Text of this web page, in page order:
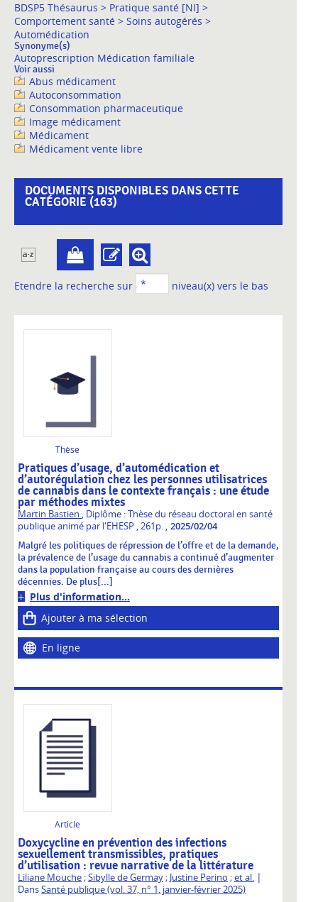
BDSP5 Thésaurus > Pratique santé [NI] >
Comportement santé > Soins autogérés >
Automédication
Synonyme(s)
Autoprescription Médication familiale
Voir aussi
Abus médicament
Autoconsommation
Consommation pharmaceutique
Image médicament
Médicament
Médicament vente libre
DOCUMENTS DISPONIBLES DANS CETTE
CATÉGORIE (163)
Etendre la recherche sur niveau(x) vers le bas
Thèse
Pratiques d’usage, d’automédication et
d’autorégulation chez les personnes utilisatrices
de cannabis dans le contexte français : une étude
par méthodes mixtes
Martin Bastien , Diplôme : Thèse du réseau doctoral en santé
publique animé par l'EHESP , 261p. , 2025/02/04
Malgré les politiques de répression de l’offre et de la demande,
la prévalence de l’usage du cannabis a continué d’augmenter
dans la population française au cours des dernières
décennies. De plus[...]
Plus d'information...
Ajouter à ma sélection
En ligne
Article
Doxycycline en prévention des infections
sexuellement transmissibles, pratiques
d’utilisation : revue narrative de la littérature
Liliane Mouche;Sibylle de Germay;Justine Perino ;et al. |
DansSanté publique (vol. 37, n° 1, janvier-février 2025)